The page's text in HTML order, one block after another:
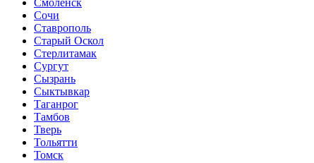
Смоленск
Сочи
Ставрополь
Старый Оскол
Стерлитамак
Сургут
Сызрань
Сыктывкар
Таганрог
Тамбов
Тверь
Тольятти
Томск